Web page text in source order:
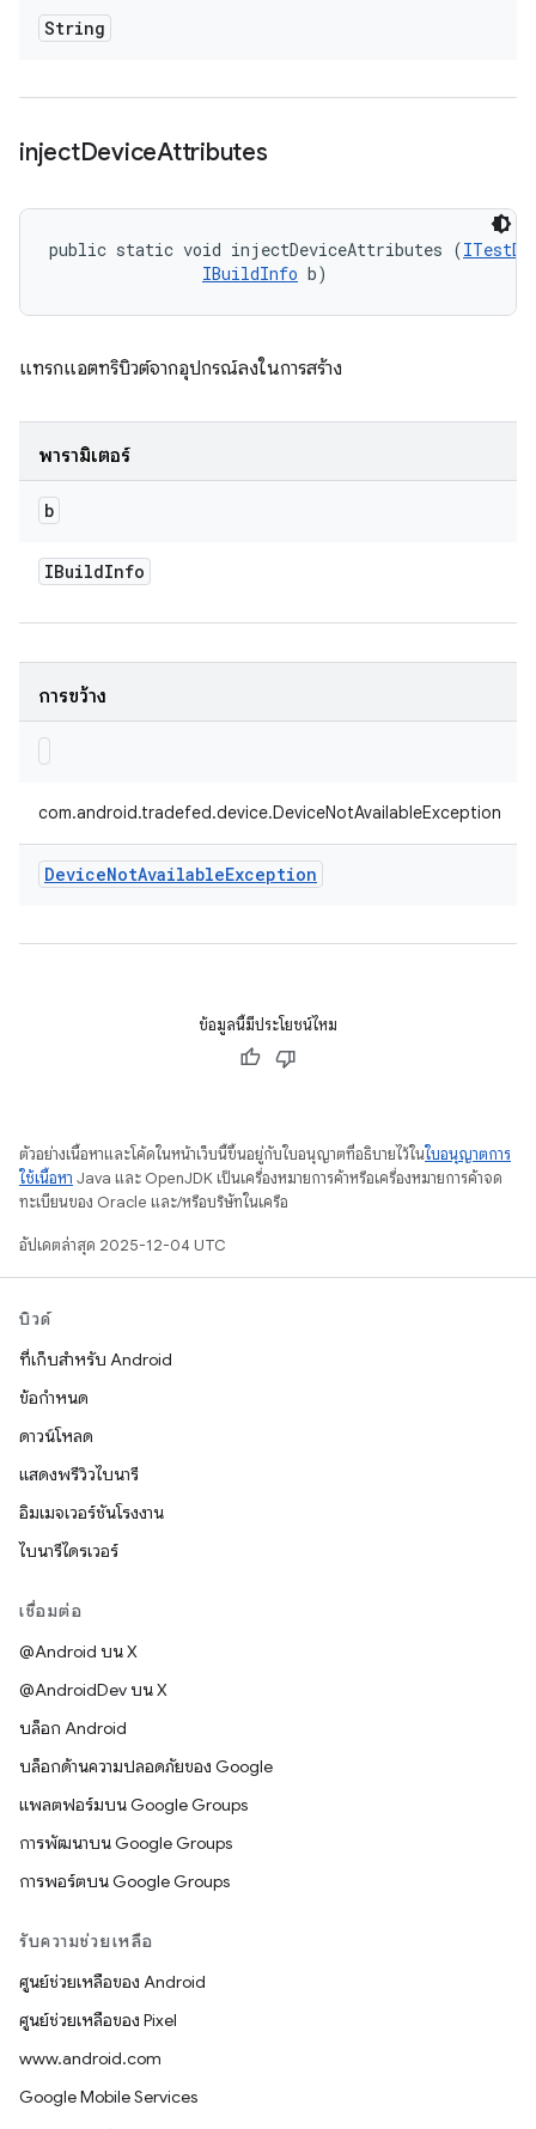
String
injectDeviceAttributes
public static void injectDeviceAttributes (
IBuildInfo b)
แทรกแอตทริบิวต์จากอุปกรณ์ลงในการสร้าง
พารามิเตอร์
b
IBuildInfo
การขว้าง
com.android.tradefed.device.DeviceNotAvailableException
DeviceNotAvailableException
ข้อมูลนี้มีประโยชน์ไหม
ตัวอย่างเนื้อหาและโค้ดในหน้าเว็บนี้ขึ้นอยู่กับใบอนุญาตที่อธิบายไว้ในใบอนุญาตการ
ใช้เนื้อหา Java และ OpenJDK เป็นเครื่องหมายการค้าหรือเครื่องหมายการค้าจด
ทะเบียนของ Oracle และ/หรือบริษัทในเครือ
อัปเดตล่าสุด 2025-12-04 UTC
บิวด์
ที่เก็บสำหรับ Android
ข้อกำหนด
ดาวน์โหลด
แสดงพรีวิวไบนารี
อิมเมจเวอร์ชันโรงงาน
ไบนารีไดรเวอร์
เชื่อมต่อ
@Android บน X
@AndroidDev บน X
บล็อก Android
บล็อกด้านความปลอดภัยของ Google
แพลตฟอร์มบน Google Groups
การพัฒนาบน Google Groups
การพอร์ตบน Google Groups
รับความช่วยเหลือ
ศูนย์ช่วยเหลือของ Android
ศูนย์ช่วยเหลือของ Pixel
www.android.com
Google Mobile Services